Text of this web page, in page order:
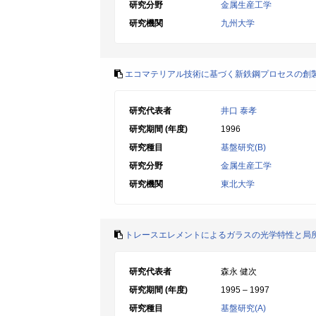
研究分野
金属生産工学
研究機関
九州大学
エコマテリアル技術に基づく新鉄鋼プロセスの創
研究代表者
井口 泰孝
研究期間 (年度)
1996
研究種目
基盤研究(B)
研究分野
金属生産工学
研究機関
東北大学
トレースエレメントによるガラスの光学特性と局
研究代表者
森永 健次
研究期間 (年度)
1995 – 1997
研究種目
基盤研究(A)